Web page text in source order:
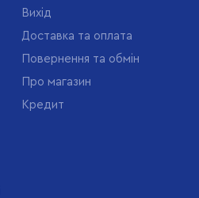
Вихід
Доставка та оплата
Повернення та обмін
Про магазин
Кредит